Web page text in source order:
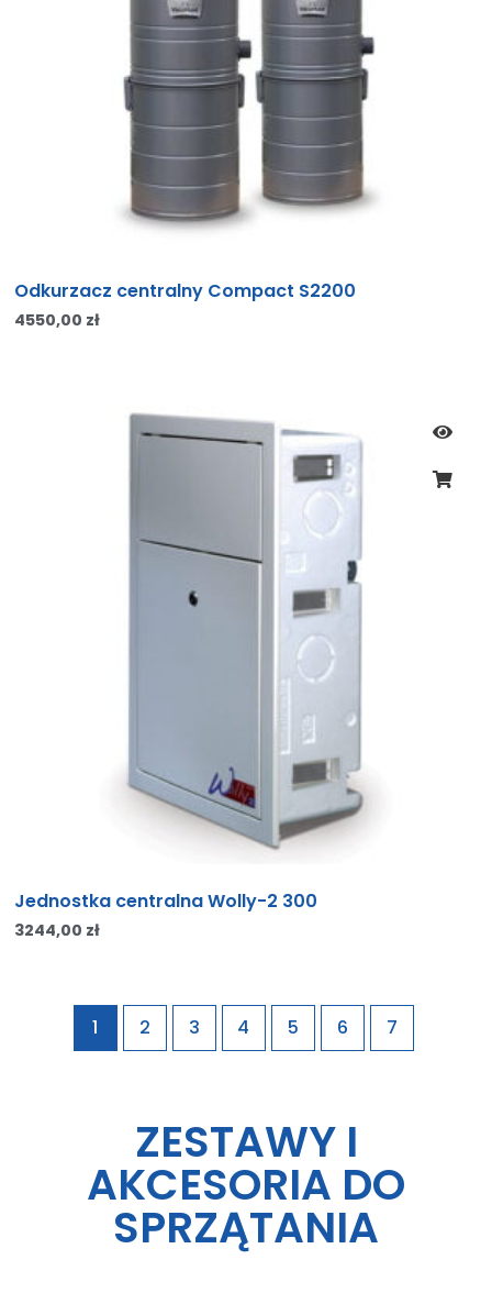
Odkurzacz centralny Compact S2200
4550,00 zł
Jednostka centralna Wolly-2 300
3244,00 zł
1 2 3 4 5 6 7
ZESTAWY I
AKCESORIA DO
SPRZĄTANIA